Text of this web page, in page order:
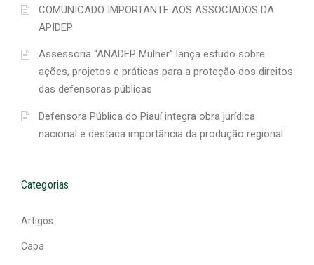
COMUNICADO IMPORTANTE AOS ASSOCIADOS DA
APIDEP
Assessoria “ANADEP Mulher” lança estudo sobre
ações, projetos e práticas para a proteção dos direitos
das defensoras públicas
Defensora Pública do Piauí integra obra jurídica
nacional e destaca importância da produção regional
Categorias
Artigos
Capa